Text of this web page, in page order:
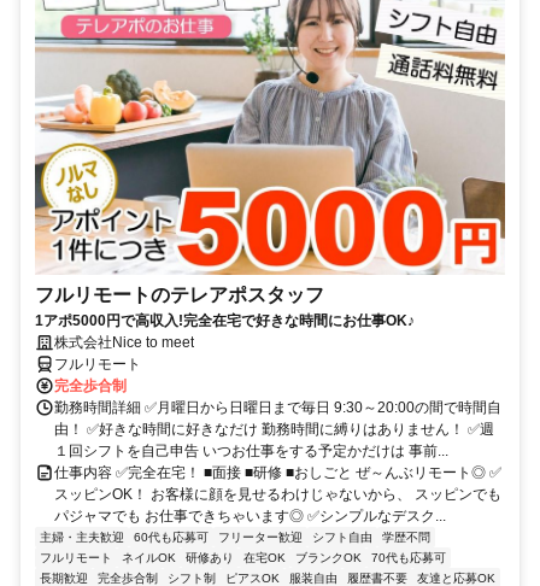
フルリモートのテレアポスタッフ
1アポ5000円で高収入!完全在宅で好きな時間にお仕事OK♪
株式会社Nice to meet
フルリモート
完全歩合制
勤務時間詳細 ✅月曜日から日曜日まで毎日 9:30～20:00の間で時間自
由！ ✅好きな時間に好きなだけ 勤務時間に縛りはありません！ ✅週
１回シフトを自己申告 いつお仕事をする予定かだけは 事前...
仕事内容 ✅完全在宅！ ■面接 ■研修 ■おしごと ぜ～んぶリモート◎ ✅
スッピンOK！ お客様に顔を見せるわけじゃないから、 スッピンでも
パジャマでも お仕事できちゃいます◎ ✅シンプルなデスク...
主婦・主夫歓迎 60代も応募可 フリーター歓迎 シフト自由
学歴不問
フルリモート
ネイルOK 研修あり 在宅OK ブランクOK
70代も応募可
長期歓迎
完全歩合制 シフト制 ピアスOK 服装自由 履歴書不要
友達と応募OK